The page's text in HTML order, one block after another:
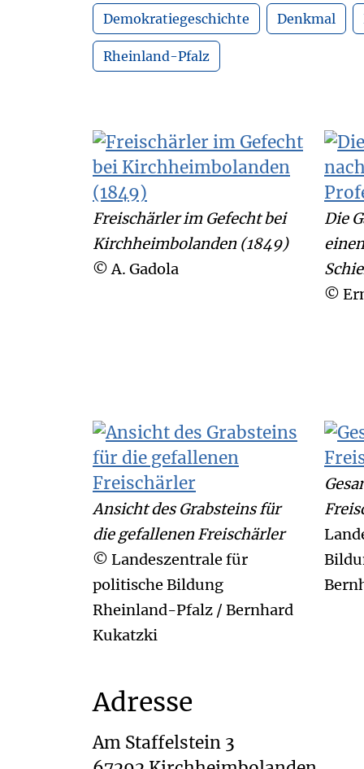
Demokratiegeschichte Denkmal
Rheinland-Pfalz
Freischärler im Gefecht bei
Kirchheimbolanden (1849)
© A. Gadola
Die
©
Ansicht des Grabsteins für
die gefallenen Freischärler
© Landeszentrale für
politische Bildung
Rheinland-Pfalz / Bernhard
Kukatzki
Adresse
Am Staffelstein 3